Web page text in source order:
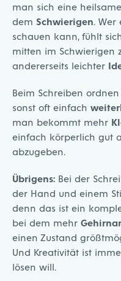
man sich eine
dem Schwierigen.
schauen kann, fühlt
mitten im Schwierigen
andererseits leichter
Beim Schreiben
sonst oft einfach
man bekommt mehr
einfach körperlich gut
abzugeben.
Übrigens: Bei der
der Hand und einem
denn das ist ein
bei dem mehr
einen Zustand
Und Kreativität ist
lösen will.